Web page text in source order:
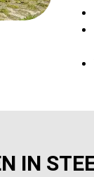
IN